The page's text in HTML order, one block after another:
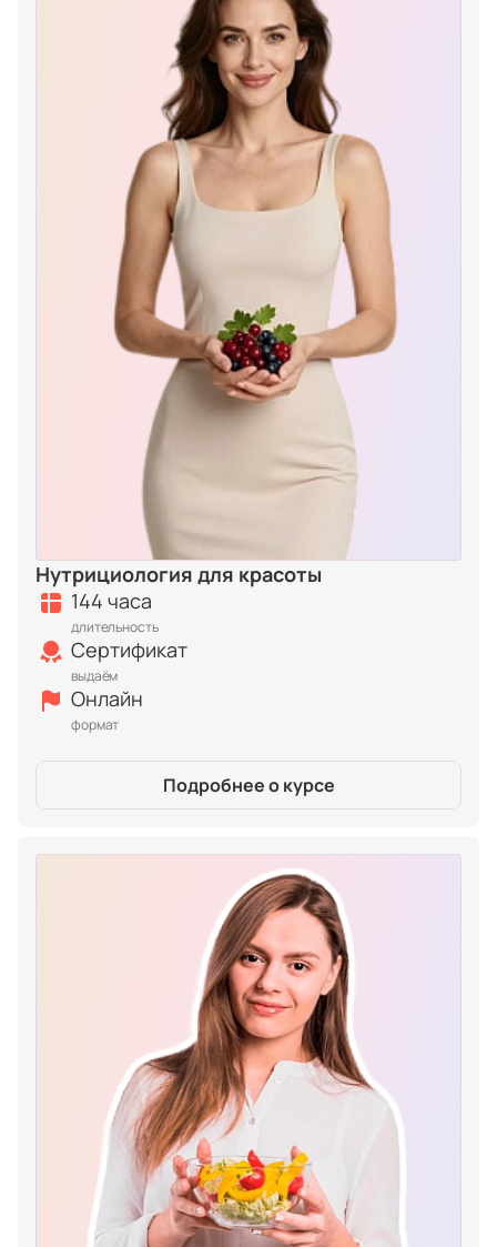
Нутрициология для красоты
144 часа
длительность
Сертификат
выдаём
Онлайн
формат
Подробнее о курсе